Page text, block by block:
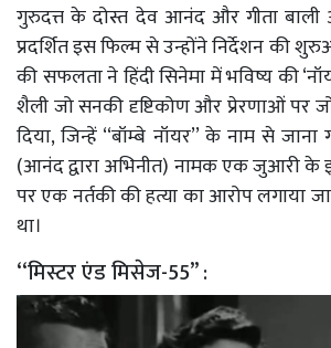
गुरुदत्त के दोस्त देव आनंद और गीता बाली
प्रदर्शित इस फिल्म से उन्होंने निर्देशन की
की सफलता ने हिंदी सिनेमा में भविष्य की
शैली जो सनकी दृष्टिकोण और प्रेरणाओं पर
दिया, जिन्हें ‘‘बॉम्बे नॉयर’’ के नाम से
(आनंद द्वारा अभिनीत) नामक एक जुआरी के
पर एक नर्तकी की हत्या का आरोप लगाया
था।
‘‘मिस्टर एंड मिसेज-55’’ :